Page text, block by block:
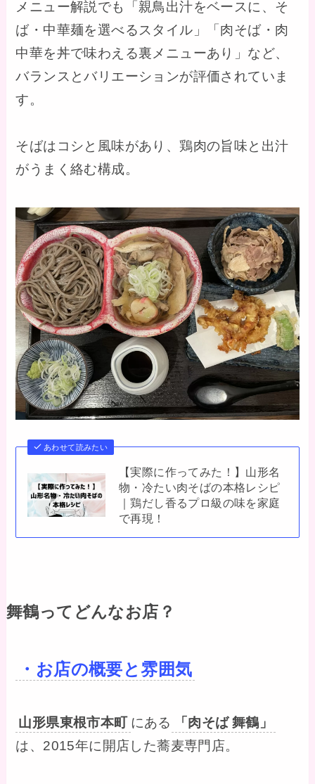
メニュー解説でも「親鳥出汁をベースに、そ
ば・中華麺を選べるスタイル」「肉そば・肉
中華を丼で味わえる裏メニューあり」など、
バランスとバリエーションが評価されていま
す。
そばはコシと風味があり、鶏肉の旨味と出汁
がうまく絡む構成。
あわせて読みたい
【実際に作ってみた！】山形名
物・冷たい肉そばの本格レシピ
｜鶏だし香るプロ級の味を家庭
で再現！
舞鶴ってどんなお店？
・お店の概要と雰囲気
山形県東根市本町 にある
「肉そば 舞鶴」
は、2015年に開店した蕎麦専門店。